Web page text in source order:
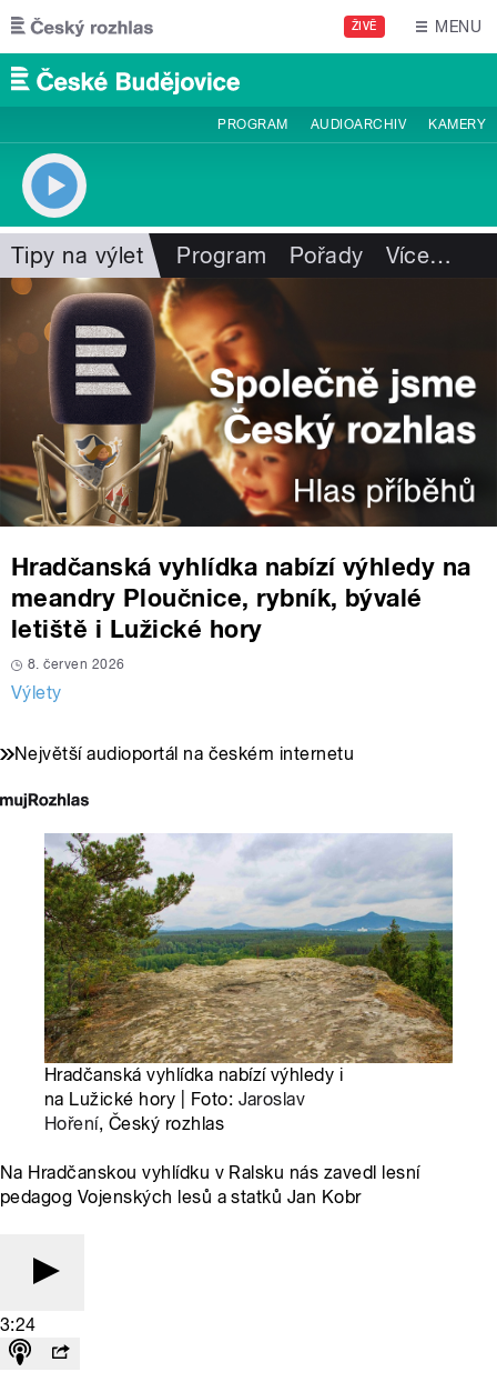
Přejít k hlavnímu obsahu
ŽIVĚ MENU
PROGRAM AUDIOARCHIV KAMERY
Tipy na výlet Program Pořady Více…
Hradčanská vyhlídka nabízí výhledy na
meandry Ploučnice, rybník, bývalé
letiště i Lužické hory
8. červen 2026
Výlety
Největší audioportál na českém internetu
Hradčanská vyhlídka nabízí výhledy i
na Lužické hory | Foto: Jaroslav
Hoření, Český rozhlas
Na Hradčanskou vyhlídku v Ralsku nás zavedl lesní
pedagog Vojenských lesů a statků Jan Kobr
3:24